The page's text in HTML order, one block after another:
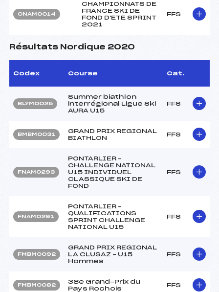
ONAM0014
CHAMPIONNATS DE
FRANCE SKI DE
FOND D'ETE SPRINT
2021
FFS
Résultats Nordique 2020
Codex Course Cat.
BLYM0025
Summer biathlon
interrégional Ligue Ski
AURA U15
FFS
BMBM0031
GRAND PRIX REGIONAL
BIATHLON
FFS
FNAM0293
PONTARLIER –
CHALLENGE NATIONAL
U15 INDIVIDUEL
CLASSIQUE SKI DE
FOND
FFS
FNAM0291
PONTARLIER –
QUALIFICATIONS
SPRINT CHALLENGE
NATIONAL U15
FFS
FMBM0092
GRAND PRIX REGIONAL
LA CLUSAZ – U15
Hommes
FFS
FMBM0082
38e Grand-Prix du
Pays Rochois
FFS